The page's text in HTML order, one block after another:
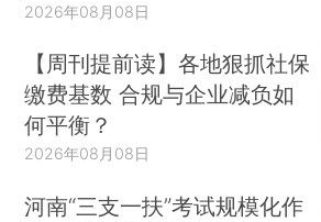
2026年08月08日
【周刊提前读】各地狠抓社保
缴费基数 合规与企业减负如
何平衡？
2026年08月08日
河南“三支一扶”考试规模化作